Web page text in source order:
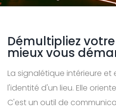
Démultipliez
mieux vous
La signalétique intérieure
l'identité d'un lieu. Elle
C'est un outil de